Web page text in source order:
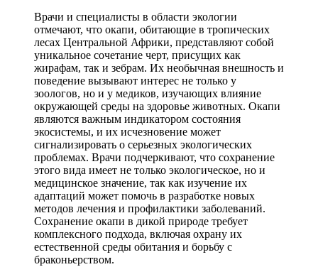
Врачи и специалисты в области экологии
отмечают, что окапи, обитающие в тропических
лесах Центральной Африки, представляют собой
уникальное сочетание черт, присущих как
жирафам, так и зебрам. Их необычная внешность и
поведение вызывают интерес не только у
зоологов, но и у медиков, изучающих влияние
окружающей среды на здоровье животных. Окапи
являются важным индикатором состояния
экосистемы, и их исчезновение может
сигнализировать о серьезных экологических
проблемах. Врачи подчеркивают, что сохранение
этого вида имеет не только экологическое, но и
медицинское значение, так как изучение их
адаптаций может помочь в разработке новых
методов лечения и профилактики заболеваний.
Сохранение окапи в дикой природе требует
комплексного подхода, включая охрану их
естественной среды обитания и борьбу с
браконьерством.